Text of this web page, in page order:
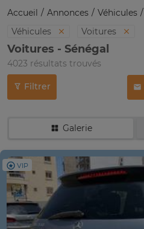
Accueil Annonces Véhicules
Véhicules
Voitures
Voitures - Sénégal
4023 résultats trouvés
Filtrer
Galerie
VIP